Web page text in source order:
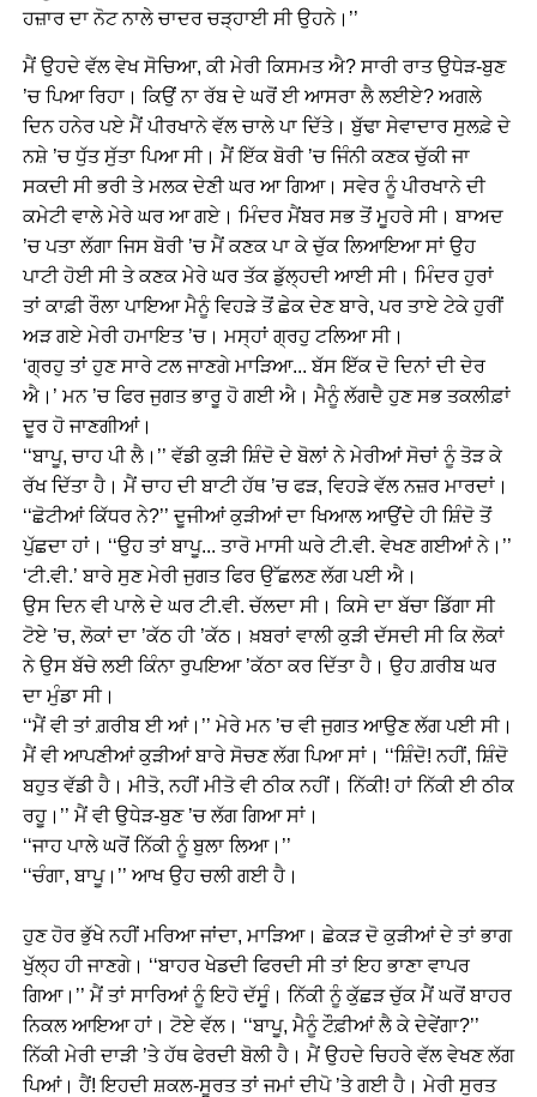
ਹਜ਼ਾਰ ਦਾ ਨੋਟ ਨਾਲੇ ਚਾਦਰ ਚੜ੍ਹਾਈ ਸੀ ਉਹਨੇ।’’
ਮੈਂ ਉਹਦੇ ਵੱਲ ਵੇਖ ਸੋਚਿਆ, ਕੀ ਮੇਰੀ ਕਿਸਮਤ ਐ? ਸਾਰੀ ਰਾਤ ਉਧੇੜ-ਬੁਣ
’ਚ ਪਿਆ ਰਿਹਾ। ਕਿਉਂ ਨਾ ਰੱਬ ਦੇ ਘਰੋਂ ਈ ਆਸਰਾ ਲੈ ਲਈਏ? ਅਗਲੇ
ਦਿਨ ਹਨੇਰ ਪਏ ਮੈਂ ਪੀਰਖਾਨੇ ਵੱਲ ਚਾਲੇ ਪਾ ਦਿੱਤੇ। ਬੁੱਢਾ ਸੇਵਾਦਾਰ ਸੁਲਫ਼ੇ ਦੇ
ਨਸ਼ੇ ’ਚ ਧੁੱਤ ਸੁੱਤਾ ਪਿਆ ਸੀ। ਮੈਂ ਇੱਕ ਬੋਰੀ ’ਚ ਜਿੰਨੀ ਕਣਕ ਚੁੱਕੀ ਜਾ
ਸਕਦੀ ਸੀ ਭਰੀ ਤੇ ਮਲਕ ਦੇਣੀ ਘਰ ਆ ਗਿਆ। ਸਵੇਰ ਨੂੰ ਪੀਰਖਾਨੇ ਦੀ
ਕਮੇਟੀ ਵਾਲੇ ਮੇਰੇ ਘਰ ਆ ਗਏ। ਮਿੰਦਰ ਮੈਂਬਰ ਸਭ ਤੋਂ ਮੂਹਰੇ ਸੀ। ਬਾਅਦ
’ਚ ਪਤਾ ਲੱਗਾ ਜਿਸ ਬੋਰੀ ’ਚ ਮੈਂ ਕਣਕ ਪਾ ਕੇ ਚੁੱਕ ਲਿਆਇਆ ਸਾਂ ਉਹ
ਪਾਟੀ ਹੋਈ ਸੀ ਤੇ ਕਣਕ ਮੇਰੇ ਘਰ ਤੱਕ ਡੁੱਲ੍ਹਦੀ ਆਈ ਸੀ। ਮਿੰਦਰ ਹੁਰਾਂ
ਤਾਂ ਕਾਫ਼ੀ ਰੌਲਾ ਪਾਇਆ ਮੈਨੂੰ ਵਿਹੜੇ ਤੋਂ ਛੇਕ ਦੇਣ ਬਾਰੇ, ਪਰ ਤਾਏ ਟੇਕੇ ਹੁਰੀਂ
ਅੜ ਗਏ ਮੇਰੀ ਹਮਾਇਤ ’ਚ। ਮਸ੍ਹਾਂ ਗ੍ਰਹੁ ਟਲਿਆ ਸੀ।
‘ਗ੍ਰਹੁ ਤਾਂ ਹੁਣ ਸਾਰੇ ਟਲ ਜਾਣਗੇ ਮਾੜਿਆ... ਬੱਸ ਇੱਕ ਦੋ ਦਿਨਾਂ ਦੀ ਦੇਰ
ਐ।’ ਮਨ ’ਚ ਫਿਰ ਜੁਗਤ ਭਾਰੂ ਹੋ ਗਈ ਐ। ਮੈਨੂੰ ਲੱਗਦੈ ਹੁਣ ਸਭ ਤਕਲੀਫ਼ਾਂ
ਦੂਰ ਹੋ ਜਾਣਗੀਆਂ।
‘‘ਬਾਪੂ, ਚਾਹ ਪੀ ਲੈ।’’ ਵੱਡੀ ਕੁੜੀ ਸ਼ਿੰਦੋ ਦੇ ਬੋਲਾਂ ਨੇ ਮੇਰੀਆਂ ਸੋਚਾਂ ਨੂੰ ਤੋੜ ਕੇ
ਰੱਖ ਦਿੱਤਾ ਹੈ। ਮੈਂ ਚਾਹ ਦੀ ਬਾਟੀ ਹੱਥ ’ਚ ਫੜ, ਵਿਹੜੇ ਵੱਲ ਨਜ਼ਰ ਮਾਰਦਾਂ।
‘‘ਛੋਟੀਆਂ ਕਿੱਧਰ ਨੇ?’’ ਦੂਜੀਆਂ ਕੁੜੀਆਂ ਦਾ ਖਿਆਲ ਆਉਂਦੇ ਹੀ ਸ਼ਿੰਦੋ ਤੋਂ
ਪੁੱਛਦਾ ਹਾਂ। ‘‘ਉਹ ਤਾਂ ਬਾਪੂ... ਤਾਰੋ ਮਾਸੀ ਘਰੇ ਟੀ.ਵੀ. ਵੇਖਣ ਗਈਆਂ ਨੇ।’’
‘ਟੀ.ਵੀ.’ ਬਾਰੇ ਸੁਣ ਮੇਰੀ ਜੁਗਤ ਫਿਰ ਉੱਛਲਣ ਲੱਗ ਪਈ ਐ।
ਉਸ ਦਿਨ ਵੀ ਪਾਲੇ ਦੇ ਘਰ ਟੀ.ਵੀ. ਚੱਲਦਾ ਸੀ। ਕਿਸੇ ਦਾ ਬੱਚਾ ਡਿੱਗਾ ਸੀ
ਟੋਏ ’ਚ, ਲੋਕਾਂ ਦਾ ’ਕੱਠ ਹੀ ’ਕੱਠ। ਖ਼ਬਰਾਂ ਵਾਲੀ ਕੁੜੀ ਦੱਸਦੀ ਸੀ ਕਿ ਲੋਕਾਂ
ਨੇ ਉਸ ਬੱਚੇ ਲਈ ਕਿੰਨਾ ਰੁਪਇਆ ’ਕੱਠਾ ਕਰ ਦਿੱਤਾ ਹੈ। ਉਹ ਗ਼ਰੀਬ ਘਰ
ਦਾ ਮੁੰਡਾ ਸੀ।
‘‘ਮੈਂ ਵੀ ਤਾਂ ਗ਼ਰੀਬ ਈ ਆਂ।’’ ਮੇਰੇ ਮਨ ’ਚ ਵੀ ਜੁਗਤ ਆਉਣ ਲੱਗ ਪਈ ਸੀ।
ਮੈਂ ਵੀ ਆਪਣੀਆਂ ਕੁੜੀਆਂ ਬਾਰੇ ਸੋਚਣ ਲੱਗ ਪਿਆ ਸਾਂ। ‘‘ਸ਼ਿੰਦੋ! ਨਹੀਂ, ਸ਼ਿੰਦੋ
ਬਹੁਤ ਵੱਡੀ ਹੈ। ਮੀਤੋ, ਨਹੀਂ ਮੀਤੋ ਵੀ ਠੀਕ ਨਹੀਂ। ਨਿੱਕੀ! ਹਾਂ ਨਿੱਕੀ ਈ ਠੀਕ
ਰਹੂ।’’ ਮੈਂ ਵੀ ਉਧੇੜ-ਬੁਣ ’ਚ ਲੱਗ ਗਿਆ ਸਾਂ।
‘‘ਜਾਹ ਪਾਲੇ ਘਰੋਂ ਨਿੱਕੀ ਨੂੰ ਬੁਲਾ ਲਿਆ।’’
‘‘ਚੰਗਾ, ਬਾਪੂ।’’ ਆਖ ਉਹ ਚਲੀ ਗਈ ਹੈ।
ਹੁਣ ਹੋਰ ਭੁੱਖੇ ਨਹੀਂ ਮਰਿਆ ਜਾਂਦਾ, ਮਾੜਿਆ। ਛੇਕੜ ਦੋ ਕੁੜੀਆਂ ਦੇ ਤਾਂ ਭਾਗ
ਖੁੱਲ੍ਹ ਹੀ ਜਾਣਗੇ। ‘‘ਬਾਹਰ ਖੇਡਦੀ ਫਿਰਦੀ ਸੀ ਤਾਂ ਇਹ ਭਾਣਾ ਵਾਪਰ
ਗਿਆ।’’ ਮੈਂ ਤਾਂ ਸਾਰਿਆਂ ਨੂੰ ਇਹੋ ਦੱਸੂੰ। ਨਿੱਕੀ ਨੂੰ ਕੁੱਛੜ ਚੁੱਕ ਮੈਂ ਘਰੋਂ ਬਾਹਰ
ਨਿਕਲ ਆਇਆ ਹਾਂ। ਟੋਏ ਵੱਲ। ‘‘ਬਾਪੂ, ਮੈਨੂੰ ਟੌਫ਼ੀਆਂ ਲੈ ਕੇ ਦੇਵੇਂਗਾ?’’
ਨਿੱਕੀ ਮੇਰੀ ਦਾੜੀ ’ਤੇ ਹੱਥ ਫੇਰਦੀ ਬੋਲੀ ਹੈ। ਮੈਂ ਉਹਦੇ ਚਿਹਰੇ ਵੱਲ ਵੇਖਣ ਲੱਗ
ਪਿਆਂ। ਹੈਂ! ਇਹਦੀ ਸ਼ਕਲ-ਸੂਰਤ ਤਾਂ ਜਮਾਂ ਦੀਪੋ ’ਤੇ ਗਈ ਹੈ। ਮੇਰੀ ਸੁਰਤ